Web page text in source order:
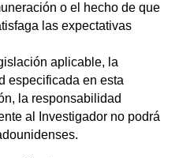
o el hecho de que
las expectativas
aplicable, la
especificada en esta
la responsabilidad
al Investigador no podrá